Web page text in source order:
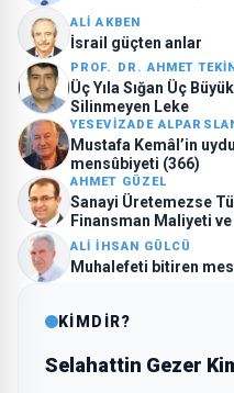
ALI AKBEN
İsrail güçten anlar
PROF. DR. AHMET
Üç Yıla Sığan Üç
Silinmeyen Leke
YESEVIZADE
Mustafa Kemâl’in
mensûbiyeti (366)
AHMET GÜZEL
Sanayi Üretemezse
Finansman Maliyeti
Mücadelesi
ALI İHSAN GÜLCÜ
Muhalefeti bitiren
KİMDİR?
Selahattin Gezer